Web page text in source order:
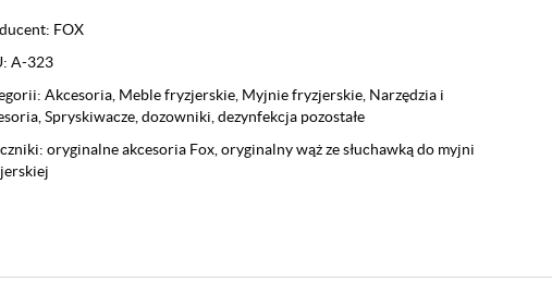
FOX
A-323
Akcesoria, Meble fryzjerskie, Myjnie fryzjerskie, Narzędzia i
, Spryskiwacze, dozowniki, dezynfekcja pozostałe
oryginalne akcesoria Fox, oryginalny wąż ze słuchawką do myjni